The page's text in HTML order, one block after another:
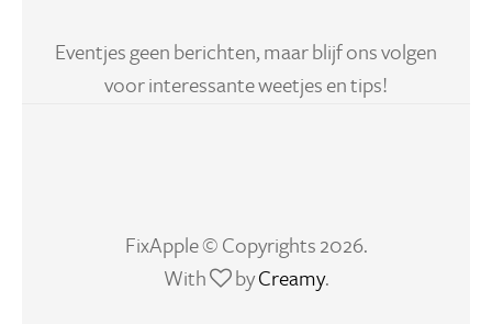
Eventjes geen berichten, maar blijf ons volgen
voor interessante weetjes en tips!
FixApple © Copyrights 2026.
With
byCreamy.